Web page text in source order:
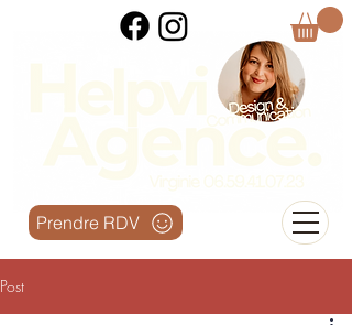
Prendre RDV
Post